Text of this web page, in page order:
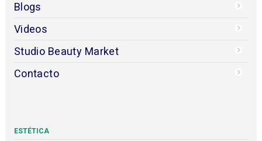
Blogs
Videos
Studio Beauty Market
Contacto
ESTÉTICA